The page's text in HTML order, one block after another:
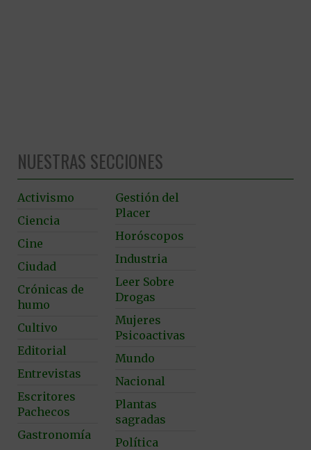
NUESTRAS SECCIONES
Activismo
Ciencia
Cine
Ciudad
Crónicas de
humo
Cultivo
Editorial
Entrevistas
Escritores
Pachecos
Gastronomía
Gestión del
Placer
Horóscopos
Industria
Leer Sobre
Drogas
Mujeres
Psicoactivas
Mundo
Nacional
Plantas
sagradas
Política